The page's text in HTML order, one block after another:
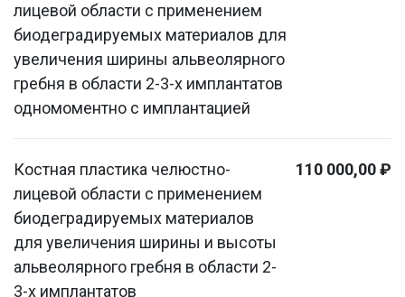
лицевой области с применением
биодеградируемых материалов для
увеличения ширины альвеолярного
гребня в области 2-3-х имплантатов
одномоментно с имплантацией
Костная пластика челюстно-
лицевой области с применением
биодеградируемых материалов
для увеличения ширины и высоты
альвеолярного гребня в области 2-
3-х имплантатов
110 000,00 ₽